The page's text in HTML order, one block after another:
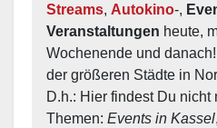
Streams, Autokino-,
Veranstaltungen heute,
Wochenende und
der größeren Städte in
D.h.: Hier findest Du nicht
Themen: Events in Kassel,